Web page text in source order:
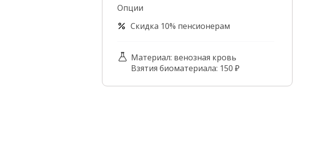
Опции
Скидка 10% пенсионерам
Материал: венозная кровь
Взятия биоматериала: 150 ₽